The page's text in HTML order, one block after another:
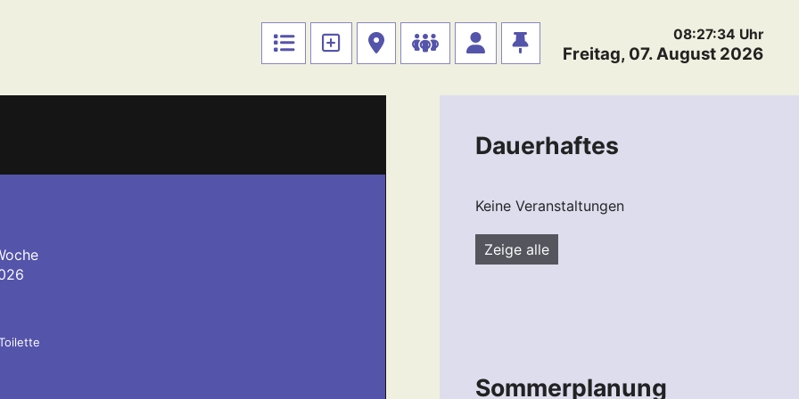
08:27:35 Uhr
Freitag, 07. August 2026
Dauerhaftes
Keine Veranstaltungen
Zeige alle
Sommerplanung